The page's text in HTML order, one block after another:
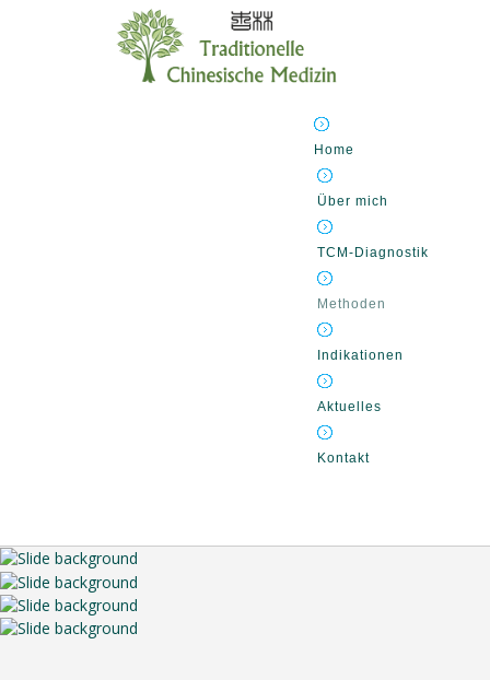
Home
Über mich
TCM-Diagnostik
Methoden
Indikationen
Aktuelles
Kontakt